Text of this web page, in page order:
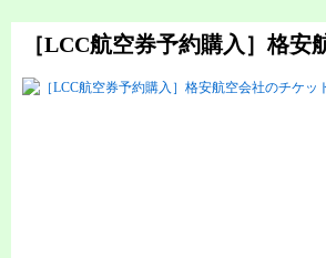
［LCC航空券予約購入］格